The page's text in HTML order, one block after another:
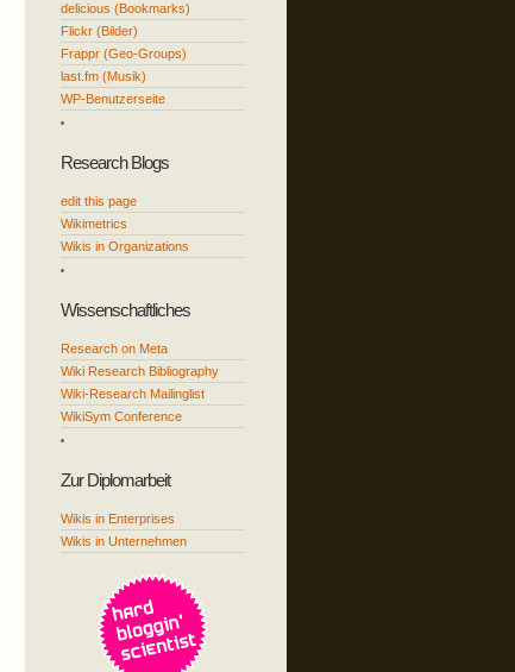
delicious (Bookmarks)
Flickr (Bilder)
Frappr (Geo-Groups)
last.fm (Musik)
WP-Benutzerseite
Research Blogs
edit this page
Wikimetrics
Wikis in Organizations
Wissenschaftliches
Research on Meta
Wiki Research Bibliography
Wiki-Research Mailinglist
WikiSym Conference
Zur Diplomarbeit
Wikis in Enterprises
Wikis in Unternehmen